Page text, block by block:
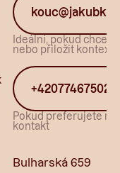
Ideální, pokud
nebo přiložit kontext.
+420774675022
Pokud preferujete
kontakt
Bulharská 659